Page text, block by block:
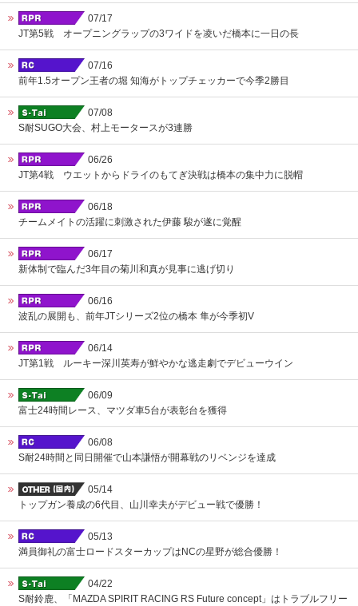
07/17
JT第5戦 オープニングラップの3ワイドを凌いだ橋本に一日の長
07/16
前年1.5オープン王者の堀 知海がトップチェッカーで今季2勝目
07/08
S耐SUGO大会、村上モータースが3連勝
06/26
JT第4戦 ウエットからドライのもてぎ決戦は橋本の集中力に脱帽
06/18
チームメイトの活躍に刺激された伊藤 駿が遂に覚醒
06/17
新体制で臨んだ3年目の菊川和真が見事に逃げ切り
06/16
波乱の展開も、前年JTシリーズ2位の橋本 隼が今季初V
06/14
JT第1戦 ルーキー深川英寿が鮮やかな逃走劇でデビューウイン
06/09
富士24時間レース、マツダ車5台が表彰台を獲得
06/08
S耐24時間と同日開催で山本謙悟が開幕戦のリベンジを達成
05/14
トップガン養成の6代目、山川幸夫がデビュー戦で優勝！
05/13
満員御礼の富士ロードスターカップはNCの星野が総合優勝！
04/22
S耐鈴鹿、「MAZDA SPIRIT RACING RS Future concept」はトラブルフリー